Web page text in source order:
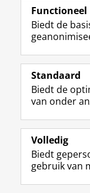
Volg
Studiekiezers
Alumni
Over ons
Functioneel
Biedt de
Standaard
Biedt de
van onder
Volledig
Biedt
gebruik van